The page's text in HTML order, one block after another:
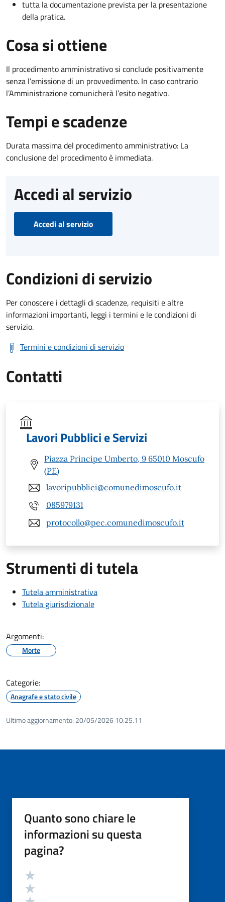
tutta la documentazione prevista per la presentazione
della pratica.
Cosa si ottiene
Il procedimento amministrativo si conclude positivamente
senza l’emissione di un provvedimento. In caso contrario
l’Amministrazione comunicherà l’esito negativo.
Tempi e scadenze
Durata massima del procedimento amministrativo: La
conclusione del procedimento è immediata.
Accedi al servizio
Accedi al servizio
Condizioni di servizio
Per conoscere i dettagli di scadenze, requisiti e altre
informazioni importanti, leggi i termini e le condizioni di
servizio.
Termini e condizioni di servizio
Contatti
Lavori Pubblici e Servizi
Piazza Principe Umberto, 9 65010 Moscufo
(PE)
lavoripubblici@comunedimoscufo.it
085979131
protocollo@pec.comunedimoscufo.it
Strumenti di tutela
Tutela amministrativa
Tutela giurisdizionale
Argomenti:
Morte
Categorie:
Anagrafe e stato civile
Ultimo aggiornamento: 20/05/2026 10:25.11
Quanto sono chiare le
informazioni su questa
pagina?
Valutazione